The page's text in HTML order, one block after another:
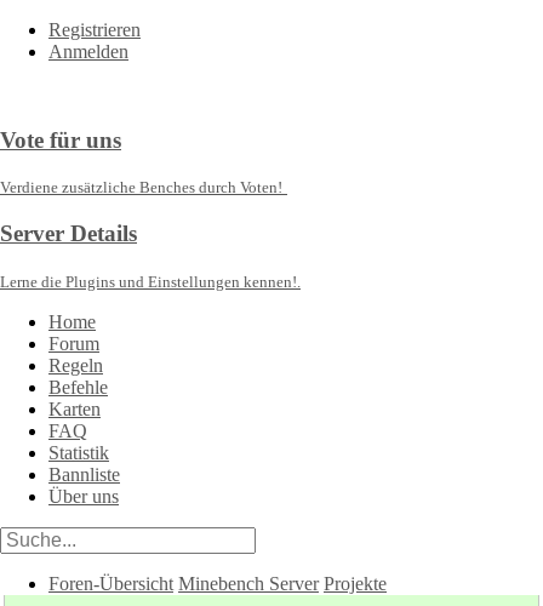
Registrieren
Anmelden
Vote für uns
Verdiene zusätzliche Benches durch Voten!
Server Details
Lerne die Plugins und Einstellungen kennen!.
Home
Forum
Regeln
Befehle
Karten
FAQ
Statistik
Bannliste
Über uns
Foren-Übersicht Minebench Server Projekte